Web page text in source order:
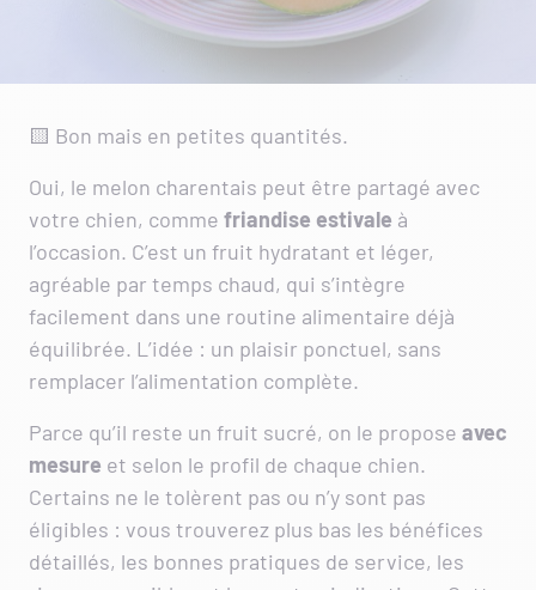
🟨 Bon mais en petites quantités.
Oui, le melon charentais peut être partagé avec
votre chien, comme friandise estivale à
l’occasion. C’est un fruit hydratant et léger,
agréable par temps chaud, qui s’intègre
facilement dans une routine alimentaire déjà
équilibrée. L’idée : un plaisir ponctuel, sans
remplacer l’alimentation complète.
Parce qu’il reste un fruit sucré, on le propose avec
mesure et selon le profil de chaque chien.
Certains ne le tolèrent pas ou n’y sont pas
éligibles : vous trouverez plus bas les bénéfices
détaillés, les bonnes pratiques de service, les